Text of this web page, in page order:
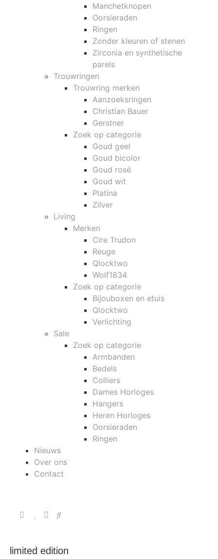
Manchetknopen
Oorsieraden
Ringen
Zonder kleuren of stenen
Zirconia en synthetische
parels
Trouwringen
Trouwring merken
Aanzoeksringen
Christian Bauer
Gerstner
Zoek op categorie
Goud geel
Goud bicolor
Goud rosé
Goud wit
Platina
Zilver
Living
Merken
Cire Trudon
Reuge
Qlocktwo
Wolf1834
Zoek op categorie
Bijouboxen en etuis
Qlocktwo
Verlichting
Sale
Zoek op categorie
Armbanden
Bedels
Colliers
Dames Horloges
Hangers
Heren Horloges
Oorsieraden
Ringen
Nieuws
Over ons
Contact
limited edition